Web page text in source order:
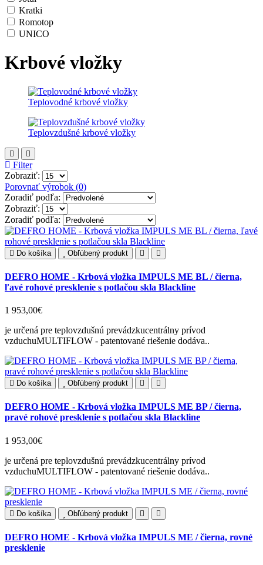
Kratki
Romotop
UNICO
Krbové vložky
Teplovodné krbové vložky
Teplovzdušné krbové vložky
Filter
Zobraziť:
Porovnať výrobok (0)
Zoradiť podľa:
Zobraziť:
Zoradiť podľa:
Do košíka Obľúbený produkt
DEFRO HOME - Krbová vložka IMPULS ME BL / čierna,
ľavé rohové presklenie s potlačou skla Blackline
1 953,00€
je určená pre teplovzdušnú prevádzkucentrálny prívod
vzduchuMULTIFLOW - patentované riešenie dodáva..
Do košíka Obľúbený produkt
DEFRO HOME - Krbová vložka IMPULS ME BP / čierna,
pravé rohové presklenie s potlačou skla Blackline
1 953,00€
je určená pre teplovzdušnú prevádzkucentrálny prívod
vzduchuMULTIFLOW - patentované riešenie dodáva..
Do košíka Obľúbený produkt
DEFRO HOME - Krbová vložka IMPULS ME / čierna, rovné
presklenie